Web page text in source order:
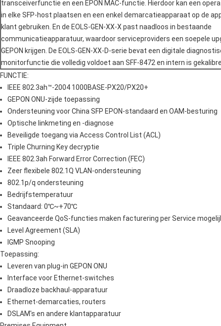
transceiverfunctie en een EPON MAC-functie. Hierdoor kan een
in elke SFP-host plaatsen en een enkel demarcatieapparaat op de
klant gebruiken. En de EOLS-GEN-XX-X past naadloos in bestaande
communicatieapparatuur, waardoor serviceproviders een soepele
GEPON krijgen. De EOLS-GEN-XX-D-serie bevat een digitale
monitorfunctie die volledig voldoet aan SFF-8472 en intern is
FUNCTIE:
IEEE 802.3ah™-2004 1000BASE-PX20/PX20+
GEPON ONU-zijde toepassing
Ondersteuning voor China SFP EPON-standaard en OAM-besturing
Optische linkmeting en -diagnose
Beveiligde toegang via Access Control List (ACL)
Triple Churning Key decryptie
IEEE 802.3ah Forward Error Correction (FEC)
Zeer flexibele 802.1Q VLAN-ondersteuning
802.1p/q ondersteuning
Bedrijfstemperatuur
Standaard: 0℃~+70℃
Geavanceerde QoS-functies maken facturering per Service
Level Agreement (SLA)
IGMP Snooping
Toepassing:
Leveren van plug-in GEPON ONU
Interface voor Ethernet-switches
Draadloze backhaul-apparatuur
Ethernet-demarcaties, routers
DSLAM's en andere klantapparatuur